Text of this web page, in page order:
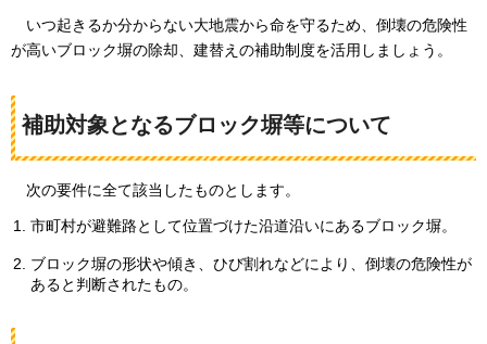
いつ起きるか分からない大地震から命を守るため、倒壊の危険性
が高いブロック塀の除却、建替えの補助制度を活用しましょう。
補助対象となるブロック塀等について
次の要件に全て該当したものとします。
市町村が避難路として位置づけた沿道沿いにあるブロック塀。
ブロック塀の形状や傾き、ひび割れなどにより、倒壊の危険性が
あると判断されたもの。